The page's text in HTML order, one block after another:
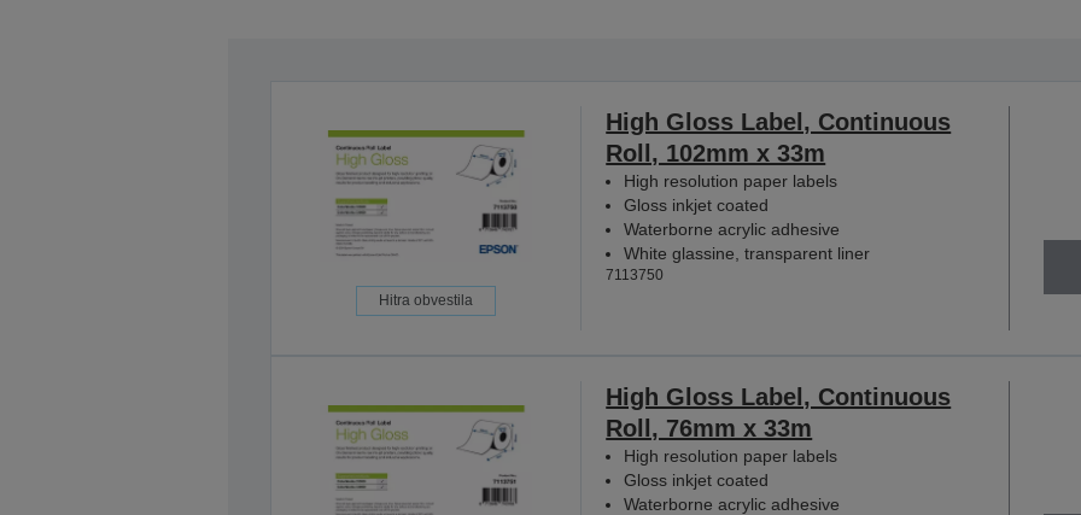
Hitra obvestila
High Gloss Label, Continuous
Roll, 102mm x 33m
High resolution paper labels
Gloss inkjet coated
Waterborne acrylic adhesive
White glassine, transparent liner
7113750
High Gloss Label, Continuous
Roll, 76mm x 33m
High resolution paper labels
Gloss inkjet coated
Waterborne acrylic adhesive